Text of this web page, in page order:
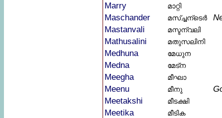
Marry മാറ്റി
Maschander മസ്ച്ചന്ടെർ
Mastanvali
മസ്ടന്വലി
Mathusalini മതുസലിനി
Medhuna മേധുന
Medna മേട്ന
Meegha മീഘാ
Meenu മീനു
Meetakshi
മീടക്ഷി
Meetika മീടിക